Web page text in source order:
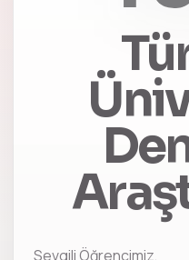
Sevgili Öğrencimiz,